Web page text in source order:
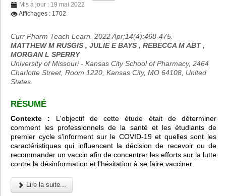
Mis à jour : 19 mai 2022
Affichages : 1702
Curr Pharm Teach Learn. 2022 Apr;14(4):468-475.
MATTHEW M RUSGIS , JULIE E BAYS , REBECCA M ABT ,
MORGAN L SPERRY
University of Missouri - Kansas City School of Pharmacy, 2464
Charlotte Street, Room 1220, Kansas City, MO 64108, United
States.
RÉSUMÉ
Contexte : L'objectif de cette étude était de déterminer
comment les professionnels de la santé et les étudiants de
premier cycle s'informent sur le COVID-19 et quelles sont les
caractéristiques qui influencent la décision de recevoir ou de
recommander un vaccin afin de concentrer les efforts sur la lutte
contre la désinformation et l'hésitation à se faire vacciner.
Lire la suite...